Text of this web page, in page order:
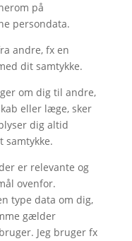
på
persondata.
andre, fx en
dit samtykke.
om dig til andre,
eller læge, sker
dig altid
samtykke.
er relevante og
ovenfor.
type data om dig,
gælder
Jeg bruger fx